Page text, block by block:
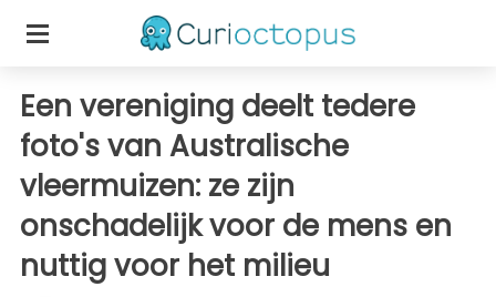
Een vereniging deelt tedere
foto's van Australische
vleermuizen: ze zijn
onschadelijk voor de mens en
nuttig voor het milieu